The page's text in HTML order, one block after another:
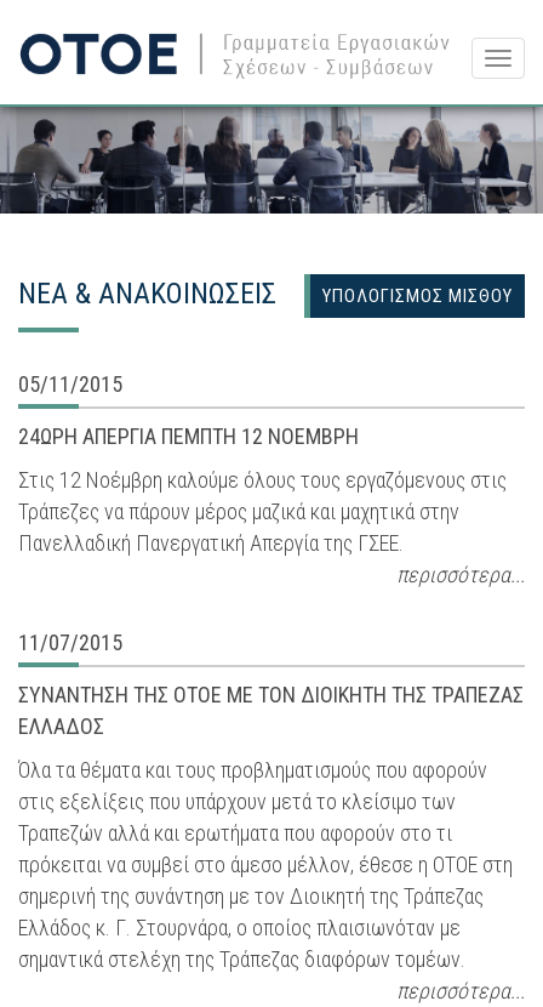
ΝΕΑ & ΑΝΑΚΟΙΝΩΣΕΙΣ ΥΠΟΛΟΓΙΣΜΟΣ ΜΙΣΘΟΥ
05/11/2015
24ΩΡΗ ΑΠΕΡΓΙΑ ΠΕΜΠΤΗ 12 ΝΟΕΜΒΡΗ
Στις 12 Νοέμβρη καλούμε όλους τους εργαζόμενους στις
Τράπεζες να πάρουν μέρος μαζικά και μαχητικά στην
Πανελλαδική Πανεργατική Απεργία της ΓΣΕΕ.
περισσότερα...
11/07/2015
ΣΥΝΑΝΤΗΣΗ ΤΗΣ ΟΤΟΕ ΜΕ ΤΟΝ ΔΙΟΙΚΗΤΗ ΤΗΣ ΤΡΑΠΕΖΑΣ
ΕΛΛΑΔΟΣ
Όλα τα θέματα και τους προβληματισμούς που αφορούν
στις εξελίξεις που υπάρχουν μετά το κλείσιμο των
Τραπεζών αλλά και ερωτήματα που αφορούν στο τι
πρόκειται να συμβεί στο άμεσο μέλλον, έθεσε η ΟΤΟΕ στη
σημερινή της συνάντηση με τον Διοικητή της Τράπεζας
Ελλάδος κ. Γ. Στουρνάρα, ο οποίος πλαισιωνόταν με
σημαντικά στελέχη της Τράπεζας διαφόρων τομέων.
περισσότερα...